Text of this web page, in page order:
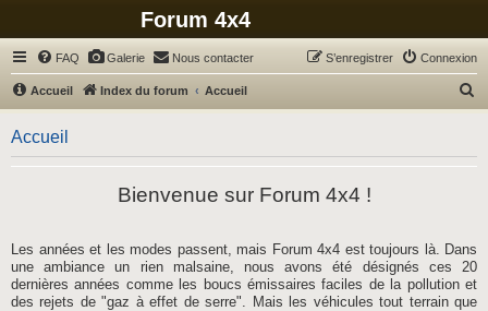
Forum 4x4
FAQ Galerie Nous contacter Connexion
S’enregistrer
Accueil Index du forum Accueil
h
h
e
Accueil
Bienvenue sur Forum 4x4 !
Les années et les modes passent, mais Forum 4x4 est toujours là. Dans
une ambiance un rien malsaine, nous avons été désignés ces 20
dernières années comme les boucs émissaires faciles de la pollution et
des rejets de "gaz à effet de serre". Mais les véhicules tout terrain que